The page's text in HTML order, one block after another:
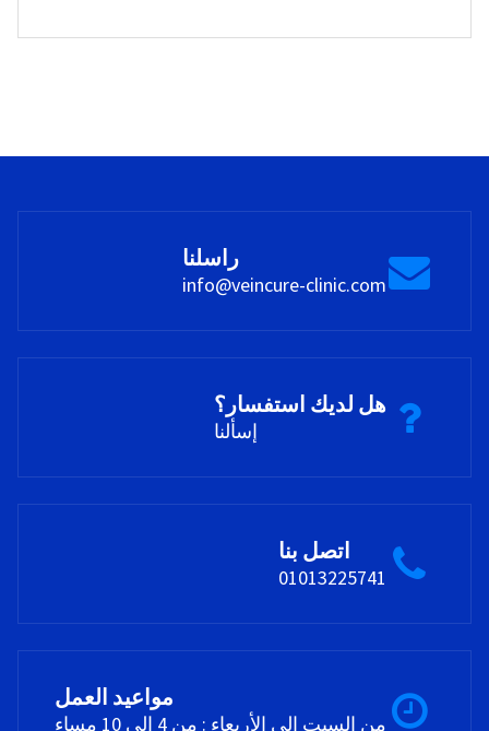
راسلنا
info@veincure-clinic.com
هل لديك استفسار؟
إسألنا
اتصل بنا
01013225741
مواعيد العمل
من السبت إلى الأربعاء : من 4 إلى 10 مساء